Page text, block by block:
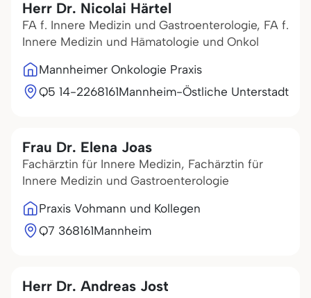
Herr Dr. Nicolai Härtel
FA f. Innere Medizin und Gastroenterologie, FA f.
Innere Medizin und Hämatologie und Onkol
Mannheimer Onkologie Praxis
Q5 14-2268161Mannheim-Östliche Unterstadt
Frau Dr. Elena Joas
Fachärztin für Innere Medizin, Fachärztin für
Innere Medizin und Gastroenterologie
Praxis Vohmann und Kollegen
Q7 368161Mannheim
Herr Dr. Andreas Jost